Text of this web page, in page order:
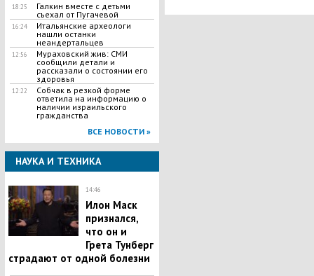
18:25
Галкин вместе с детьми
съехал от Пугачевой
16:24
Итальянские археологи
нашли останки
неандертальцев
12:56
​Мураховский жив: СМИ
сообщили детали и
рассказали о состоянии его
здоровья
12:22
​Собчак в резкой форме
ответила на информацию о
наличии израильского
гражданства
ВСЕ НОВОСТИ »
НАУКА И ТЕХНИКА
14:46
Илон Маск
признался,
что он и
Грета Тунберг
страдают от одной болезни